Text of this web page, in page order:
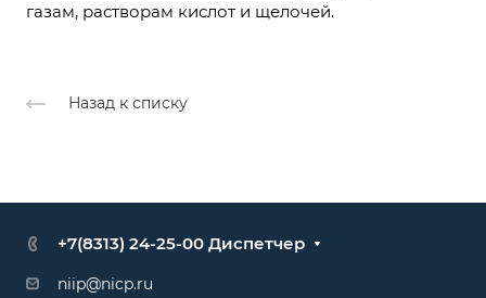
газам, растворам кислот и щелочей.
Назад к списку
+7(8313) 24-25-00 Диспетчер
niip@nicp.ru